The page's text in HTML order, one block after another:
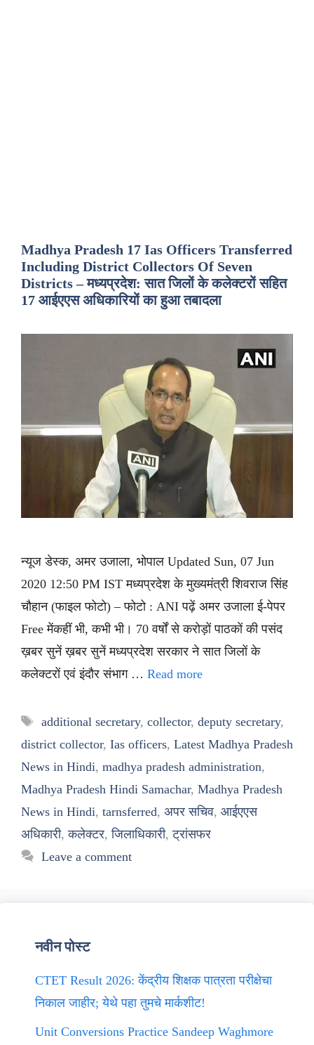
Madhya Pradesh 17 Ias Officers Transferred
Including District Collectors Of Seven
Districts – मध्यप्रदेश: सात जिलों के कलेक्टरों सहित
17 आईएएस अधिकारियों का हुआ तबादला
न्यूज डेस्क, अमर उजाला, भोपाल Updated Sun, 07 Jun
2020 12:50 PM IST मध्यप्रदेश के मुख्यमंत्री शिवराज सिंह
चौहान (फाइल फोटो) – फोटो : ANI पढ़ें अमर उजाला ई-पेपर
Free मेंकहीं भी, कभी भी। 70 वर्षों से करोड़ों पाठकों की पसंद
ख़बर सुनें ख़बर सुनें मध्यप्रदेश सरकार ने सात जिलों के
कलेक्टरों एवं इंदौर संभाग … Read more
Tags
additional secretary, collector, deputy secretary,
district collector, Ias officers, Latest Madhya Pradesh
News in Hindi, madhya pradesh administration,
Madhya Pradesh Hindi Samachar, Madhya Pradesh
News in Hindi, tarnsferred, अपर सचिव, आईएएस
अधिकारी,कलेक्टर,जिलाधिकारी,ट्रांसफर
Leave a comment
नवीन पोस्ट
CTET Result 2026: केंद्रीय शिक्षक पात्रता परीक्षेचा
निकाल जाहीर; येथे पहा तुमचे मार्कशीट!
Unit Conversions Practice Sandeep Waghmore